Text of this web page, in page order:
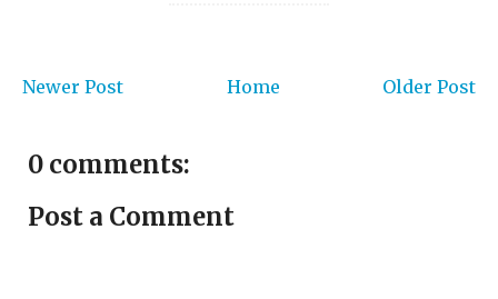
Newer Post Older Post
Home
0 comments:
Post a Comment